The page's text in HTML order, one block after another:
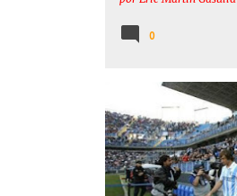
0
FICHAJES LEVANTE